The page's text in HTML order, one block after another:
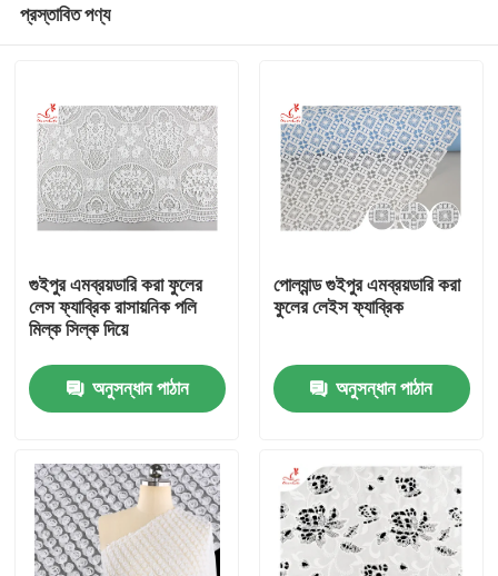
পণ্য
আমাদের সম্পর্কে
প্রস্তাবিত পণ্য
গুইপুর এমব্রয়ডারি করা ফুলের
লেস ফ্যাব্রিক রাসায়নিক পলি
মিল্ক সিল্ক দিয়ে
অনুসন্ধান পাঠান
পোল্যান্ড গুইপুর এমব্রয়ডারি করা
ফুলের লেইস ফ্যাব্রিক
অনুসন্ধান পাঠান